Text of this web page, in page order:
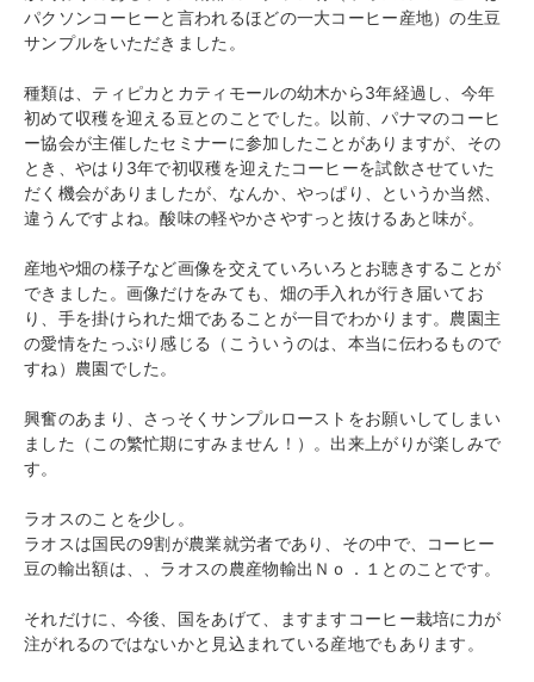
パクソンコーヒーと言われるほどの一大コーヒー産地）の生豆
サンプルをいただきました。
種類は、ティピカとカティモールの幼木から3年経過し、今年
初めて収穫を迎える豆とのことでした。以前、パナマのコーヒ
ー協会が主催したセミナーに参加したことがありますが、その
とき、やはり3年で初収穫を迎えたコーヒーを試飲させていた
だく機会がありましたが、なんか、やっぱり、というか当然、
違うんですよね。酸味の軽やかさやすっと抜けるあと味が。
産地や畑の様子など画像を交えていろいろとお聴きすることが
できました。画像だけをみても、畑の手入れが行き届いてお
り、手を掛けられた畑であることが一目でわかります。農園主
の愛情をたっぷり感じる（こういうのは、本当に伝わるもので
すね）農園でした。
興奮のあまり、さっそくサンプルローストをお願いしてしまい
ました（この繁忙期にすみません！）。出来上がりが楽しみで
す。
ラオスのことを少し。
ラオスは国民の9割が農業就労者であり、その中で、コーヒー
豆の輸出額は、、ラオスの農産物輸出Ｎｏ．１とのことです。
それだけに、今後、国をあげて、ますますコーヒー栽培に力が
注がれるのではないかと見込まれている産地でもあります。